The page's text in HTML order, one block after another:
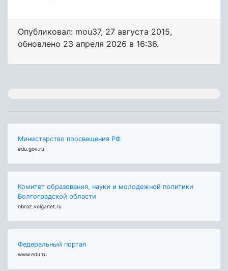
Опубликовал: mou37, 27 августа 2015,
обновлено 23 апреля 2026 в 16:36.
Министерство просвещения РФ
edu.gov.ru
Комитет образования, науки и молодежной политики
Волгоградской области
obraz.volganet.ru
Федеральный портал
www.edu.ru